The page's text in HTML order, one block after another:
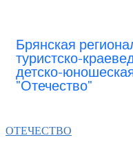
Брянская
туристско-
детско-
"Отечество"
ОТЕЧЕСТВО